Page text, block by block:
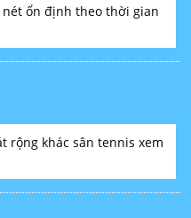
ổn định theo thời gian
rộng khác sân tennis xem